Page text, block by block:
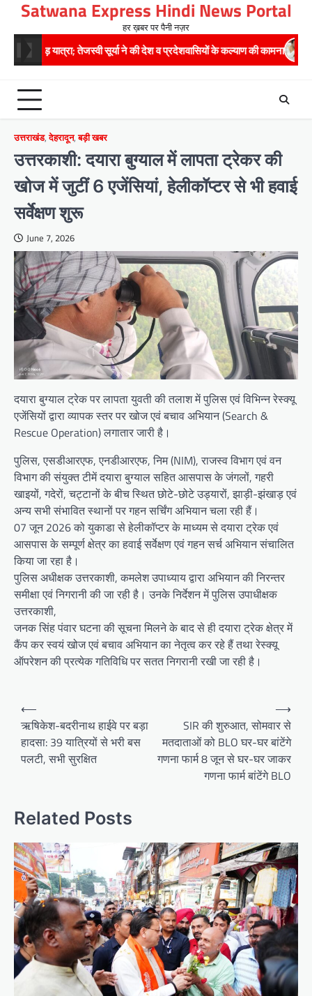
content
Satwana Express Hindi News Portal
हर ख़बर पर पैनी नज़र
तेजस्वी सूर्या ने की देश व प्रदेशवासियों के कल्याण की कामना 24×7 अलर्ट
उत्तराखंड,देहरादून,बड़ी खबर
उत्तरकाशी: दयारा बुग्याल में लापता ट्रेकर की
खोज में जुटीं 6 एजेंसियां, हेलीकॉप्टर से भी हवाई
सर्वेक्षण शुरू
June 7, 2026
दयारा बुग्याल ट्रेक पर लापता युवती की तलाश में पुलिस एवं विभिन्न रेस्क्यू
एजेंसियों द्वारा व्यापक स्तर पर खोज एवं बचाव अभियान (Search &
Rescue Operation) लगातार जारी है।
पुलिस, एसडीआरएफ, एनडीआरएफ, निम (NIM), राजस्व विभाग एवं वन
विभाग की संयुक्त टीमें दयारा बुग्याल सहित आसपास के जंगलों, गहरी
खाइयों, गदेरों, चट्टानों के बीच स्थित छोटे-छोटे उड्यारों, झाड़ी-झंखाड़ एवं
अन्य सभी संभावित स्थानों पर गहन सर्चिंग अभियान चला रही हैं।
07 जून 2026 को युकाडा से हेलीकॉप्टर के माध्यम से दयारा ट्रेक एवं
आसपास के सम्पूर्ण क्षेत्र का हवाई सर्वेक्षण एवं गहन सर्च अभियान संचालित
किया जा रहा है।
पुलिस अधीक्षक उत्तरकाशी, कमलेश उपाध्याय द्वारा अभियान की निरन्तर
समीक्षा एवं निगरानी की जा रही है। उनके निर्देशन में पुलिस उपाधीक्षक
उत्तरकाशी,
जनक सिंह पंवार घटना की सूचना मिलने के बाद से ही दयारा ट्रेक क्षेत्र में
कैंप कर स्वयं खोज एवं बचाव अभियान का नेतृत्व कर रहे हैं तथा रेस्क्यू
ऑपरेशन की प्रत्येक गतिविधि पर सतत निगरानी रखी जा रही है।
o
a
i
g
a
t
i
o
n
⟵
ऋषिकेश-बदरीनाथ हाईवे पर बड़ा
हादसा: 39 यात्रियों से भरी बस
पलटी, सभी सुरक्षित
SIR की शुरुआत, सोमवार से
मतदाताओं को BLO घर-घर बांटेंगे
गणना फार्म 8 जून से घर-घर जाकर
गणना फार्म बांटेंगे BLO
⟶
Related Posts